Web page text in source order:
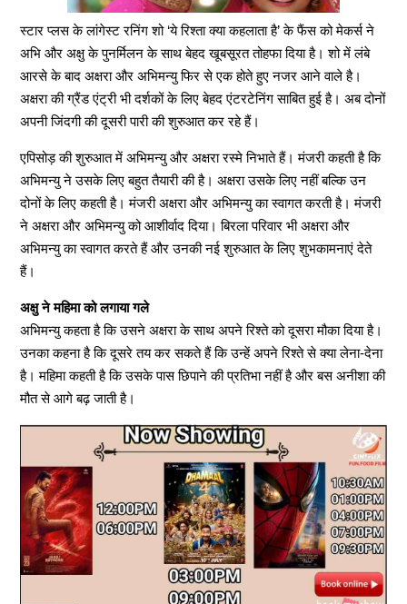
स्टार प्लस के लांगेस्ट रनिंग शो ‘ये रिश्ता क्या कहलाता है’ के फैंस को मेकर्स ने
अभि और अक्षु के पुनर्मिलन के साथ बेहद खूबसूरत तोहफा दिया है। शो में लंबे
आरसे के बाद अक्षरा और अभिमन्यु फिर से एक होते हुए नजर आने वाले है।
अक्षरा की ग्रैंड एंट्री भी दर्शकों के लिए बेहद एंटरटेनिंग साबित हुई है। अब दोनों
अपनी जिंदगी की दूसरी पारी की शुरुआत कर रहे हैं।
एपिसोड़ की शुरुआत में अभिमन्यु और अक्षरा रस्मे निभाते हैं। मंजरी कहती है कि
अभिमन्यु ने उसके लिए बहुत तैयारी की है। अक्षरा उसके लिए नहीं बल्कि उन
दोनों के लिए कहती है।मंजरी अक्षरा और अभिमन्यु का स्वागत करती है। मंजरी
ने अक्षरा और अभिमन्यु को आशीर्वाद दिया। बिरला परिवार भी अक्षरा और
अभिमन्यु का स्वागत करते हैं और उनकी नई शुरुआत के लिए शुभकामनाएं देते
हैं।
अक्षु ने महिमा को लगाया गले
अभिमन्यु कहता है कि उसने अक्षरा के साथ अपने रिश्ते को दूसरा मौका दिया है।
उनका कहना है कि दूसरे तय कर सकते हैं कि उन्हें अपने रिश्ते से क्या लेना-देना
है। महिमा कहती है कि उसके पास छिपाने की प्रतिभा नहीं है और बस अनीशा की
मौत से आगे बढ़ जाती है।